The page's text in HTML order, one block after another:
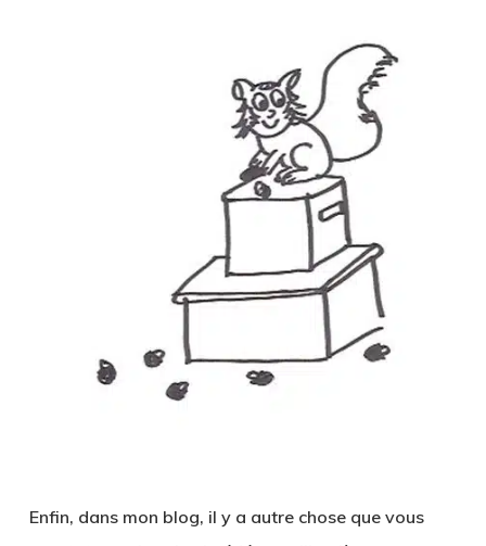
Enfin, dans mon blog, il y a autre chose que vous